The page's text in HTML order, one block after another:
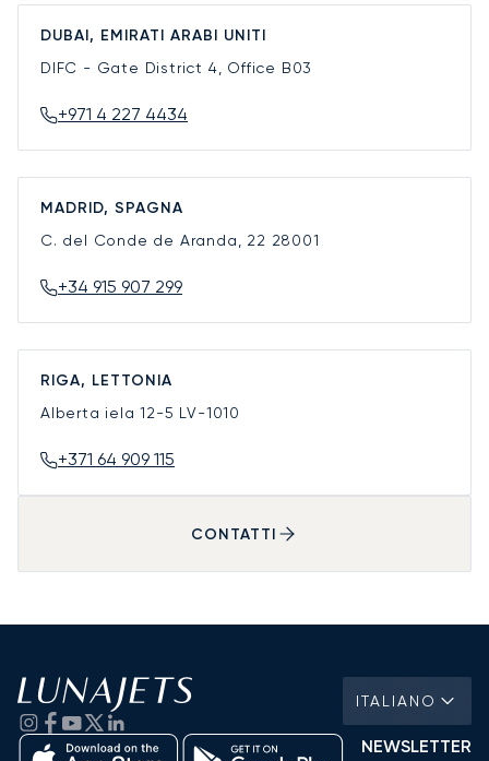
DUBAI, EMIRATI ARABI UNITI
DIFC - Gate District 4, Office B03
+971 4 227 4434
MADRID, SPAGNA
C. del Conde de Aranda, 22 28001
+34 915 907 299
RIGA, LETTONIA
Alberta iela 12-5 LV-1010
+371 64 909 115
CONTATTI
ITALIANO
NEWSLETTER